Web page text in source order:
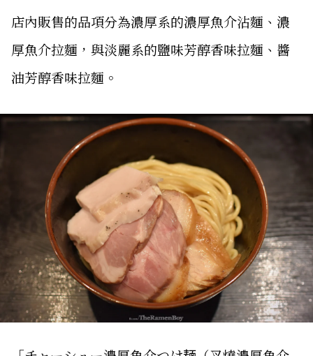
店內販售的品項分為濃厚系的濃厚魚介沾麵、濃
厚魚介拉麵，與淡麗系的鹽味芳醇香味拉麵、醬
油芳醇香味拉麵。